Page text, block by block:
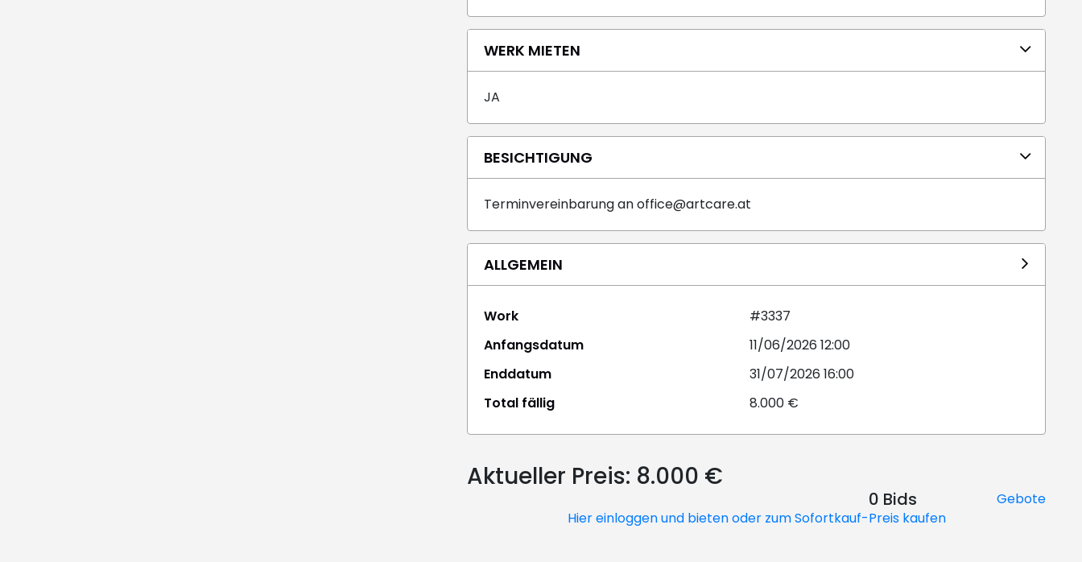
WERK MIETEN
JA
BESICHTIGUNG
Terminvereinbarung an office@artcare.at
ALLGEMEIN
Work
#3337
Anfangsdatum
11/06/2026 12:00
Enddatum
31/07/2026 16:00
Total fällig
8.000 €
Aktueller Preis: 8.000 €
Gebote
0 Bids
Hier einloggen und bieten oder zum Sofortkauf-Preis kaufen